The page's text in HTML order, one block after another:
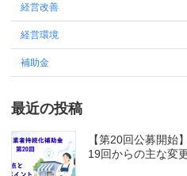
経営改善
経営環境
補助金
最近の投稿
【第20回公募開始
19回からの主な変